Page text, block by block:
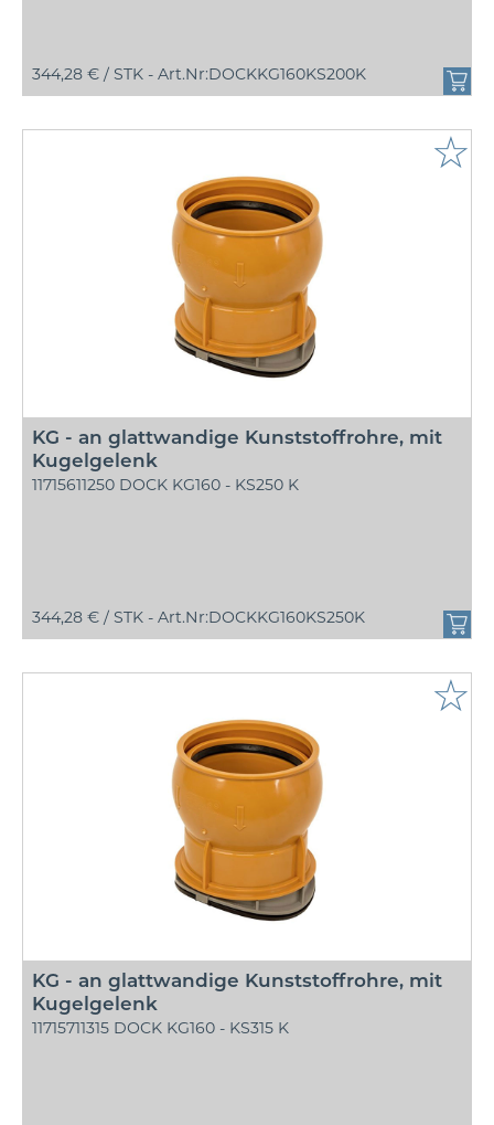
344,28 € / STK - Art.Nr:DOCKKG160KS200K
☆
KG - an glattwandige Kunststoffrohre, mit
Kugelgelenk
11715611250 DOCK KG160 - KS250 K
344,28 € / STK - Art.Nr:DOCKKG160KS250K
☆
KG - an glattwandige Kunststoffrohre, mit
Kugelgelenk
11715711315 DOCK KG160 - KS315 K